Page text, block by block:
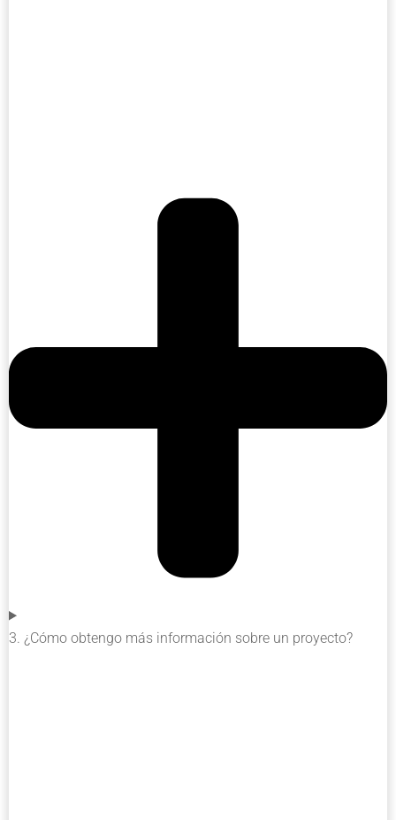
3. ¿Cómo obtengo más información sobre un proyecto?